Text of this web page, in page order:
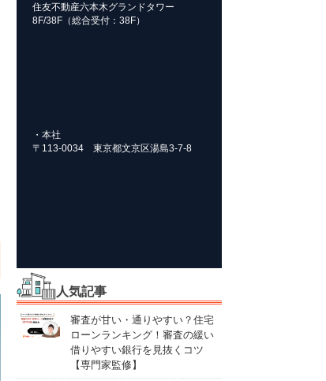
住友不動産六本木グランドタワー
8F/38F（総合受付：38F）
・本社
〒113-0034 東京都文京区湯島3-7-8
人気記事
審査が甘い・通りやすい？住宅
ローンランキング！審査の緩い
借りやすい銀行を見抜くコツ
【専門家監修】